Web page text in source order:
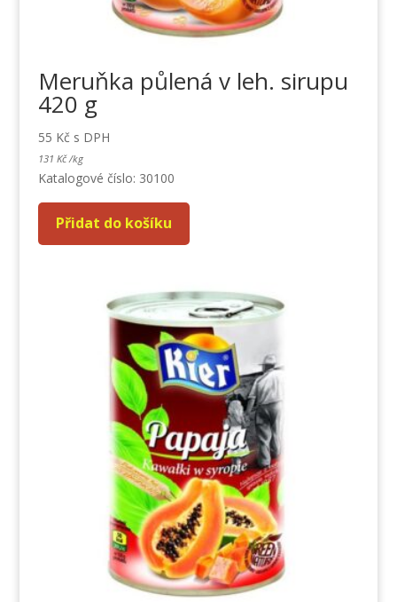
Meruňka půlená v leh. sirupu
420 g
55 Kč s DPH
131 Kč /kg
Katalogové číslo: 30100
Přidat do košíku